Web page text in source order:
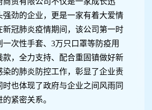
强劲的企业，更是一家有着大爱情
新冠肺炎疫情期间，该公司第一时
一次性手套、3万只口罩等防疫用
款，全力支持、配合重固镇做好新
染的肺炎防控工作，彰显了企业责
时也体现了政府与企业之间风雨同
紧密关系。